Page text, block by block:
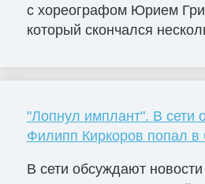
с хореографом Юрием
который скончался
"Лопнул имплант". В сети
Филипп Киркоров попал в
В сети обсуждают